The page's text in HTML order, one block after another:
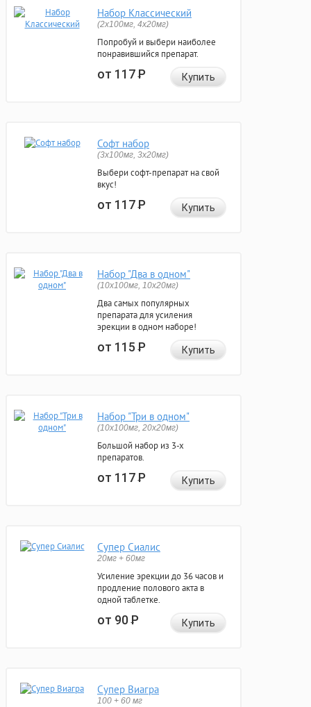
Набор Классический
(2x100мг, 4x20мг)
Попробуй и выбери наиболее
понравившийся препарат.
от 117Р Купить
Софт набор
(3x100мг, 3x20мг)
Выбери софт-препарат на свой
вкус!
от 117Р Купить
Набор "Два в одном"
(10x100мг, 10x20мг)
Два самых популярных
препарата для усиления
эрекции в одном наборе!
от 115Р Купить
Набор "Три в одном"
(10x100мг, 20x20мг)
Большой набор из 3-х
препаратов.
от 117Р Купить
Супер Сиалис
20мг + 60мг
Усиление эрекции до 36 часов и
продление полового акта в
одной таблетке.
от 90Р Купить
Супер Виагра
100 + 60 мг